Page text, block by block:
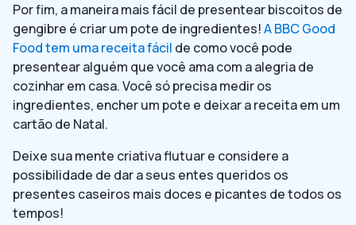
Por fim, a maneira mais fácil de presentear biscoitos de
gengibre é criar um pote de ingredientes!A BBC Good
Food tem uma receita fácil de como você pode
presentear alguém que você ama com a alegria de
cozinhar em casa. Você só precisa medir os
ingredientes, encher um pote e deixar a receita em um
cartão de Natal.
Deixe sua mente criativa flutuar e considere a
possibilidade de dar a seus entes queridos os
presentes caseiros mais doces e picantes de todos os
tempos!